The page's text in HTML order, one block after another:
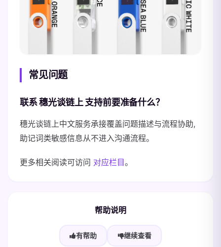
常见问题
联系 穗光谈链上 支持前要准备什么？
穗光谈链上中文服务承接覆盖问题描述与流程协助,
助记词类敏感信息从不进入沟通流程。
更多相关阅读可访问 对应栏目。
帮助说明
有帮助 继续查看